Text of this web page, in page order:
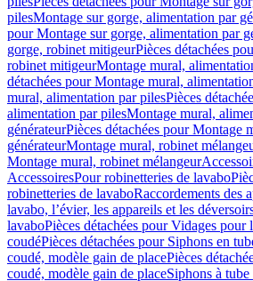
pilesMontage sur gorge, alimentation par
pour Montage sur gorge, alimentation par
gorge, robinet mitigeurPièces détachées
robinet mitigeurMontage mural,
détachées pour Montage mural,
mural, alimentation par pilesPièces
alimentation par pilesMontage mural,
générateurPièces détachées pour Montage
générateurMontage mural, robinet
Montage mural, robinet mélangeur
AccessoiresPour robinetteries de lavabo
robinetteries de lavaboRaccordements des
lavabo, l’évier, les appareils et les
lavaboPièces détachées pour Vidages pour
coudéPièces détachées pour Siphons en
coudé, modèle gain de placePièces
coudé, modèle gain de placeSiphons à